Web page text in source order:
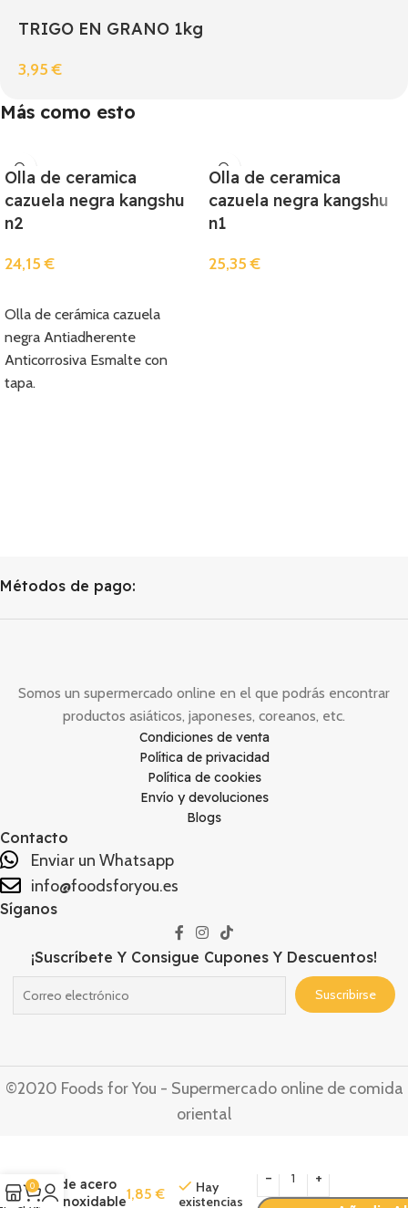
TRIGO EN GRANO 1kg
3,95€
Más como esto
Olla de ceramica
cazuela negra kangshu
n2
24,15€
Olla de cerámica cazuela
negra Antiadherente
Anticorrosiva Esmalte con
tapa.
Olla de ceramica
cazuela negra kangshu
n1
25,35€
Métodos de pago:
Somos un supermercado online en el que podrás encontrar
productos asiáticos, japoneses, coreanos, etc.
Condiciones de venta
Política de privacidad
Política de cookies
Envío y devoluciones
Blogs
Contacto
Enviar un Whatsapp
info@foodsforyou.es
Síganos
¡Suscríbete Y Consigue Cupones Y Descuentos!
©2020 Foods for You - Supermercado online de comida
oriental
de acero
inoxidable1,85€
Hay
existencias
0